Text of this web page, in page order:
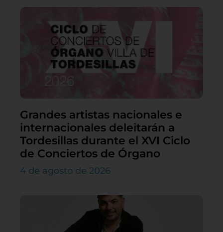
Grandes artistas nacionales e
internacionales deleitarán a
Tordesillas durante el XVI Ciclo
de Conciertos de Órgano
4 de agosto de 2026